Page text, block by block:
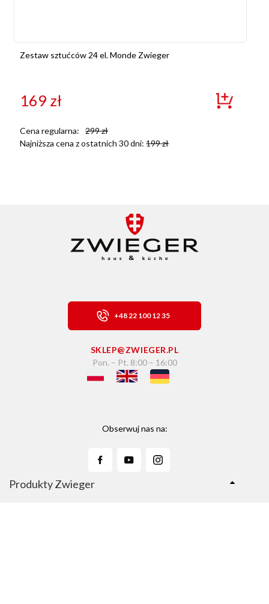
Zestaw sztućców 24 el. Monde Zwieger
169 zł
Cena regularna: 299zł
Najniższa cena z ostatnich 30 dni:199zł
+48 22 100 12 35
SKLEP@ZWIEGER.PL
Pon. – Pt. 8:00 – 16:00
Obserwuj nas na:
Produkty Zwieger